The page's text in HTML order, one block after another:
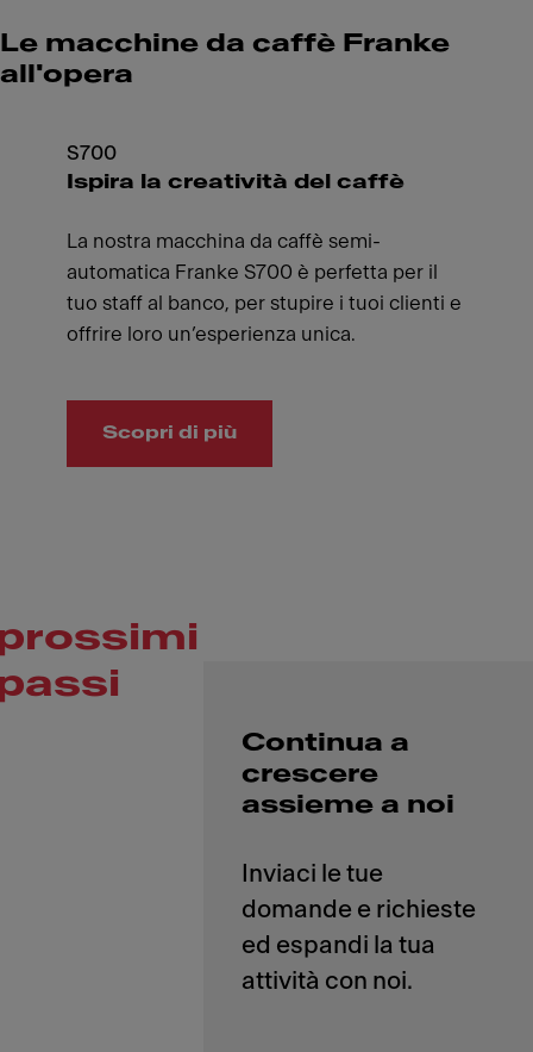
Le macchine da caffè Franke
all'opera
S700
Ispira la creatività del caffè
La nostra macchina da caffè semi-
automatica Franke S700 è perfetta per il
tuo staff al banco, per stupire i tuoi clienti e
offrire loro un’esperienza unica.
Scopri di più
Continua a
crescere
assieme a noi
Inviaci le tue
domande e richieste
ed espandi la tua